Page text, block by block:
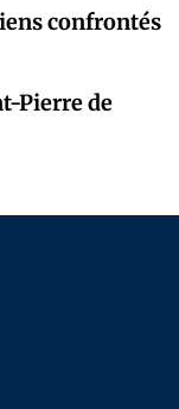
confrontés
Pierre de